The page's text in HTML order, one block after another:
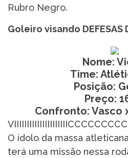
Rubro Negro.
Goleiro visando DEFESAS
Nome:
Time:
Posição:
Preço:
Confronto: Vasco
O ídolo da massa
terá uma missão nessa